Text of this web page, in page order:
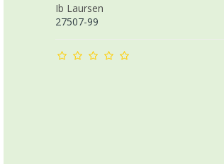
Ib Laursen
27507-99